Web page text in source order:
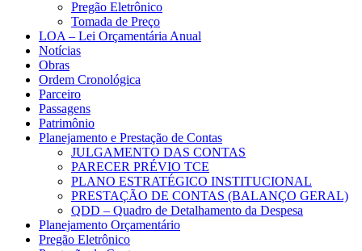
Pregão Eletrônico
Tomada de Preço
LOA – Lei Orçamentária Anual
Notícias
Obras
Ordem Cronológica
Parceiro
Passagens
Patrimônio
Planejamento e Prestação de Contas
JULGAMENTO DAS CONTAS
PARECER PRÉVIO TCE
PLANO ESTRATÉGICO INSTITUCIONAL
PRESTAÇÃO DE CONTAS (BALANÇO GERAL)
QDD – Quadro de Detalhamento da Despesa
Planejamento Orçamentário
Pregão Eletrônico